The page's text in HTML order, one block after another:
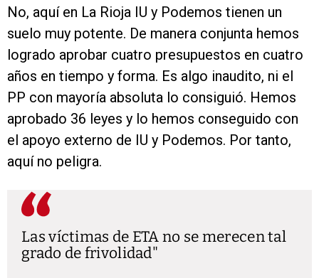
No, aquí en La Rioja IU y Podemos tienen un
suelo muy potente. De manera conjunta hemos
logrado aprobar cuatro presupuestos en cuatro
años en tiempo y forma. Es algo inaudito, ni el
PP con mayoría absoluta lo consiguió. Hemos
aprobado 36 leyes y lo hemos conseguido con
el apoyo externo de IU y Podemos. Por tanto,
aquí no peligra.
Las víctimas de ETA no se merecen tal
grado de frivolidad